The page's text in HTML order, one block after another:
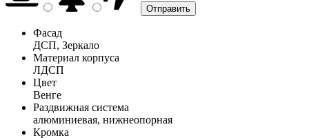
Фасад
ДСП, Зеркало
Материал корпуса
ЛДСП
Цвет
Венге
Раздвижная система
алюминиевая, нижнеопорная
Кромка